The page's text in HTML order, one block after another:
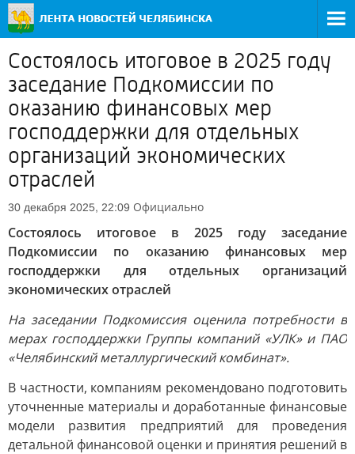
Состоялось итоговое в 2025 году
заседание Подкомиссии по
оказанию финансовых мер
господдержки для отдельных
организаций экономических
отраслей
30 декабря 2025, 22:09 Официально
Состоялось итоговое в 2025 году заседание
Подкомиссии по оказанию финансовых мер
господдержки для отдельных организаций
экономических отраслей
На заседании Подкомиссия оценила потребности в
мерах господдержки Группы компаний «УЛК» и ПАО
«Челябинский металлургический комбинат».
В частности, компаниям рекомендовано подготовить
уточненные материалы и доработанные финансовые
модели развития предприятий для проведения
детальной финансовой оценки и принятия решений в